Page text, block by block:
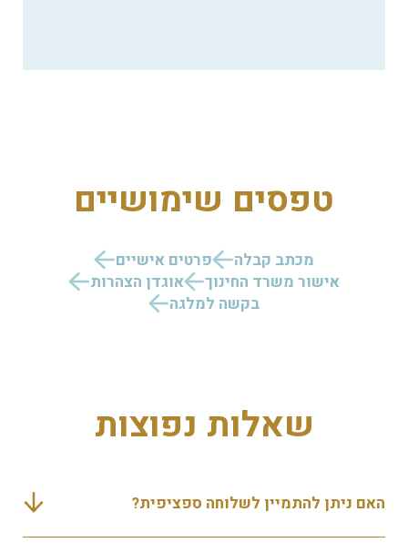
טפסים שימושיים
מכתב קבלה
פרטים אישיים
אישור משרד החינוך
אוגדן הצהרות
בקשה למלגה
שאלות נפוצות
האם ניתן להתמיין לשלוחה ספציפית?